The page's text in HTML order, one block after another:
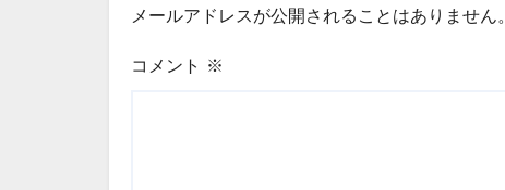
メールアドレスが公開されることはありません。
コメント ※